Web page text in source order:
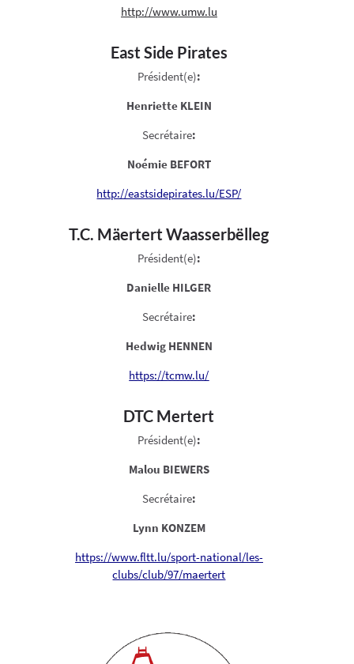
http://www.umw.lu
East Side Pirates
Président(e):
Henriette KLEIN
Secrétaire:
Noémie BEFORT
http://eastsidepirates.lu/ESP/
T.C. Mäertert Waasserbëlleg
Président(e):
Danielle HILGER
Secrétaire:
Hedwig HENNEN
https://tcmw.lu/
DTC Mertert
Président(e):
Malou BIEWERS
Secrétaire:
Lynn KONZEM
https://www.fltt.lu/sport-national/les-
clubs/club/97/maertert